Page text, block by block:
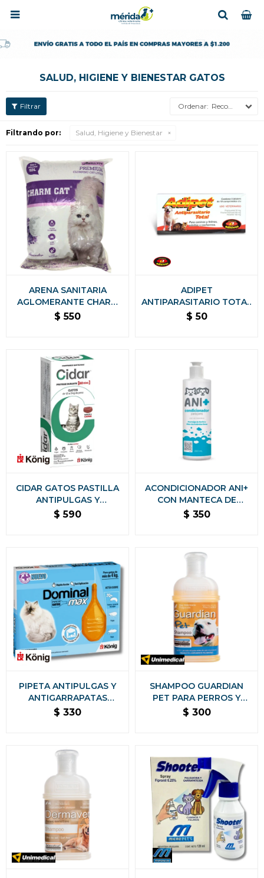

SALUD, HIGIENE Y BIENESTAR GATOS
Recomendados
Filtrando por: Salud, Higiene y Bienestar
ARENA SANITARIA
AGLOMERANTE CHARM
CAT PREMIUM BAJO
$ 550
ADIPET
ANTIPARASITARIO TOTAL
1 COMPRIMIDOS
$ 50
CIDAR GATOS PASTILLA
ANTIPULGAS Y
ANTIGARRAPATAS KONIG
$ 590
ACONDICIONADOR ANI+
CON MANTECA DE
KARITÉ Y ACEITE DE
$ 350
PIPETA ANTIPULGAS Y
ANTIGARRAPATAS
DOMINAL MAX GATOS +
$ 330
SHAMPOO GUARDIAN
PET PARA PERROS Y
GATOS PULGUICIDA Y
$ 300